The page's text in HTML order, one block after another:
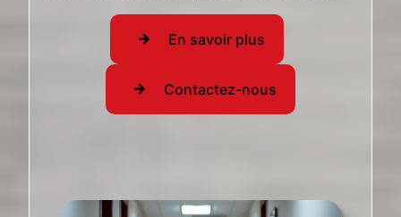
En savoir plus
Contactez-nous